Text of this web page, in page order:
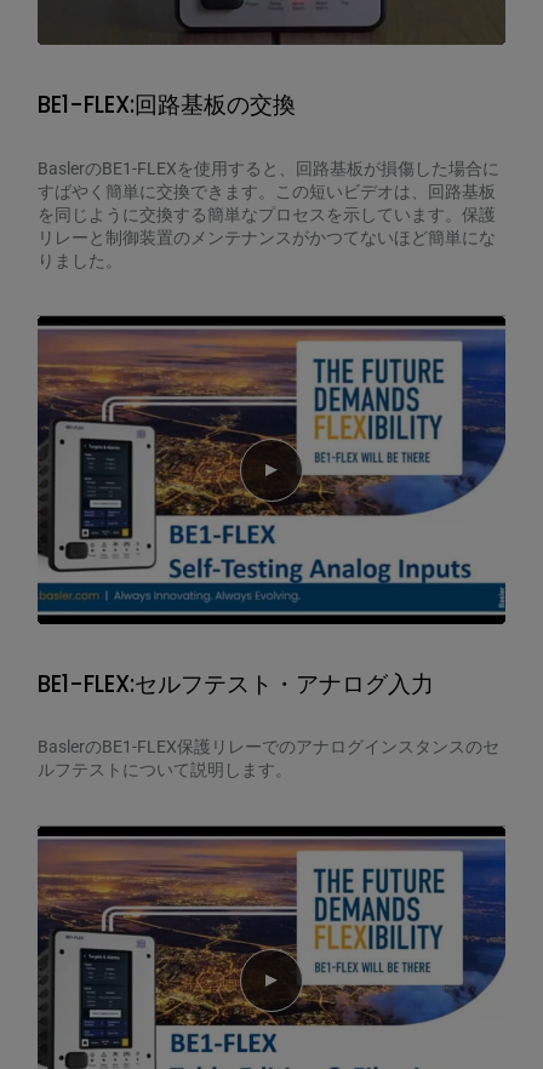
BE1-FLEX:回路基板の交換
BaslerのBE1-FLEXを使用すると、回路基板が損傷した場合に
すばやく簡単に交換できます。この短いビデオは、回路基板
を同じように交換する簡単なプロセスを示しています。保護
リレーと制御装置のメンテナンスがかつてないほど簡単にな
りました。
Play video
BE1-FLEX:セルフテスト・アナログ入力
BaslerのBE1-FLEX保護リレーでのアナログインスタンスのセ
ルフテストについて説明します。
Play video